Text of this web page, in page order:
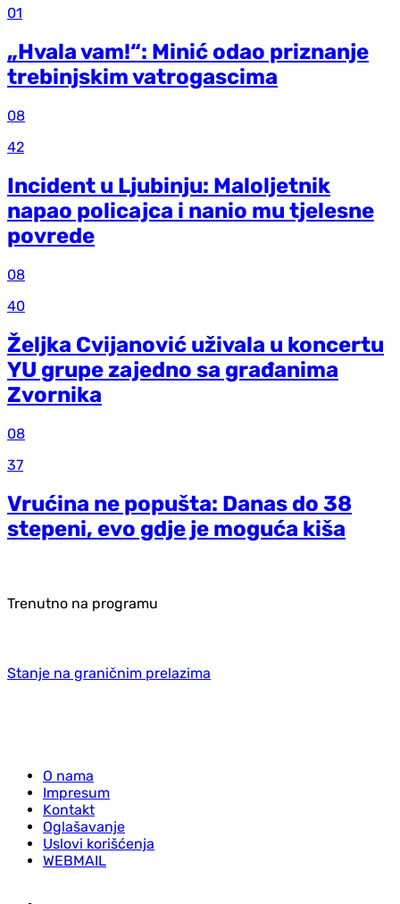
01
„Hvala vam!“: Minić odao priznanje
trebinjskim vatrogascima
08
42
Incident u Ljubinju: Maloljetnik
napao policajca i nanio mu tjelesne
povrede
08
40
Željka Cvijanović uživala u koncertu
YU grupe zajedno sa građanima
Zvornika
08
37
Vrućina ne popušta: Danas do 38
stepeni, evo gdje je moguća kiša
Trenutno na programu
Stanje na graničnim prelazima
O nama
Impresum
Kontakt
Oglašavanje
Uslovi korišćenja
WEBMAIL